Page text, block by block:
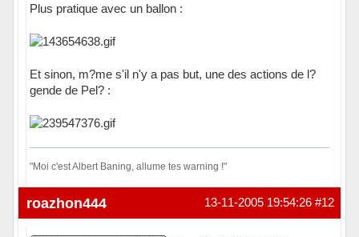
Plus pratique avec un ballon :
Et sinon, m?me s'il n'y a pas but, une des actions de l?
gende de Pel? :
"Moi c'est Albert Baning, allume tes warning !"
Hors ligne #12
13-11-2005 19:54:26
roazhon444